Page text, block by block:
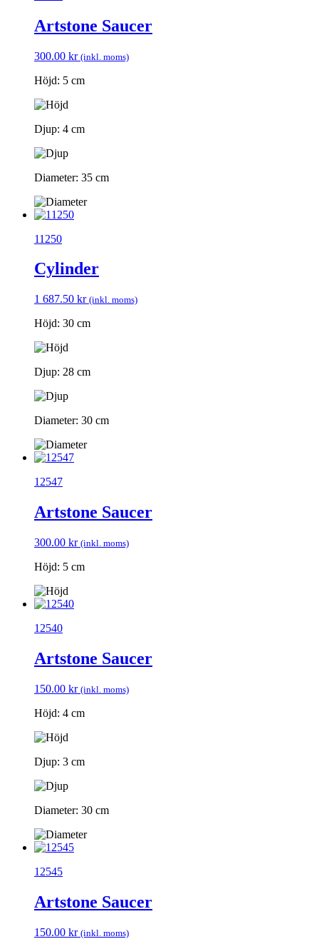
Artstone Saucer
300.00 kr (inkl. moms)
Höjd: 5 cm
Djup: 4 cm
Diameter: 35 cm
11250
Cylinder
1 687.50 kr (inkl. moms)
Höjd: 30 cm
Djup: 28 cm
Diameter: 30 cm
12547
Artstone Saucer
300.00 kr (inkl. moms)
Höjd: 5 cm
12540
Artstone Saucer
150.00 kr (inkl. moms)
Höjd: 4 cm
Djup: 3 cm
Diameter: 30 cm
12545
Artstone Saucer
150.00 kr (inkl. moms)